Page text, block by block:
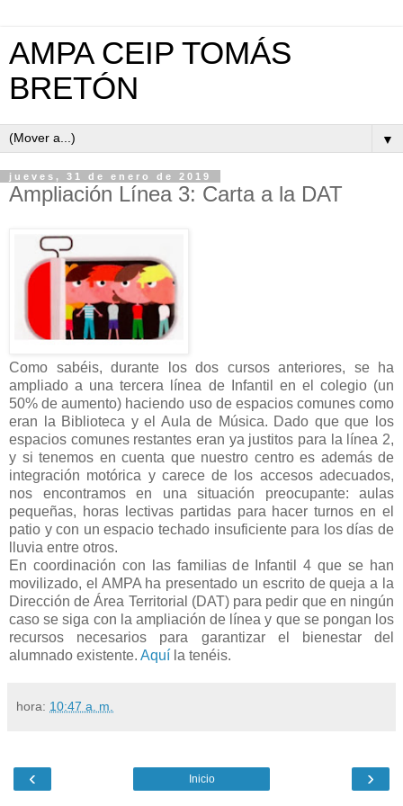
AMPA CEIP TOMÁS
BRETÓN
▼
jueves, 31 de enero de 2019
Ampliación Línea 3: Carta a la DAT
Como sabéis, durante los dos cursos anteriores, se ha
ampliado a una tercera línea de Infantil en el colegio (un
50% de aumento) haciendo uso de espacios comunes como
eran la Biblioteca y el Aula de Música. Dado que que los
espacios comunes restantes eran ya justitos para la línea 2,
y si tenemos en cuenta que nuestro centro es además de
integración motórica y carece de los accesos adecuados,
nos encontramos en una situación preocupante: aulas
pequeñas, horas lectivas partidas para hacer turnos en el
patio y con un espacio techado insuficiente para los días de
lluvia entre otros.
En coordinación con las familias de Infantil 4 que se han
movilizado, el AMPA ha presentado un escrito de queja a la
Dirección de Área Territorial (DAT) para pedir que en ningún
caso se siga con la ampliación de línea y que se pongan los
recursos necesarios para garantizar el bienestar del
alumnado existente. Aquí la tenéis.
hora: 10:47 a. m.
‹ ›
Inicio